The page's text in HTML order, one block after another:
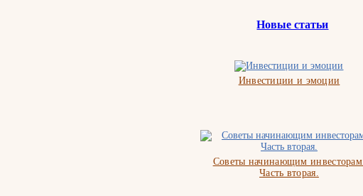
Новые статьи
Инвестиции и эмоции
Советы начинающим инвесторам.
Часть вторая.